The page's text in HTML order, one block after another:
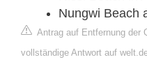
Nungwi Beach
Antrag auf Entfernung der
vollständige Antwort auf